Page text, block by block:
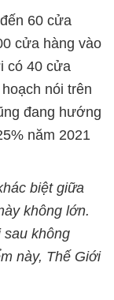
60 cửa
cửa hàng vào
có 40 cửa
nói trên
đang hướng
năm 2021
biệt giữa
không lớn.
không
này, Thế Giới